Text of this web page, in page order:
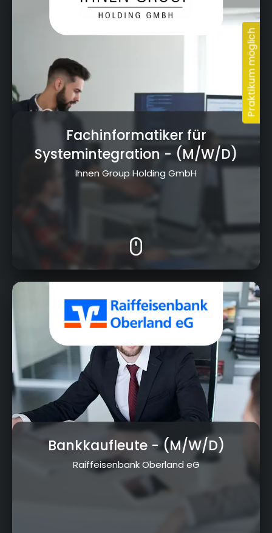
Fachinformatiker für
Systemintegration - (M/W/D)
Ihnen Group Holding GmbH
Marktstr. 26, 95352 Marktleugast
Bankkaufleute- (M/W/D)
Raiffeisenbank Oberland eG